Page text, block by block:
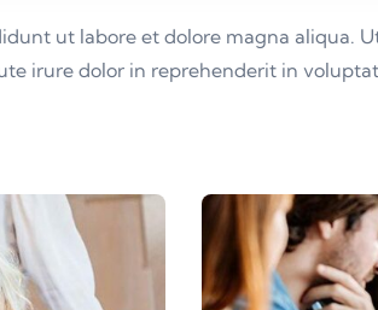
ut labore et dolore magna aliqua.
irure dolor in reprehenderit in